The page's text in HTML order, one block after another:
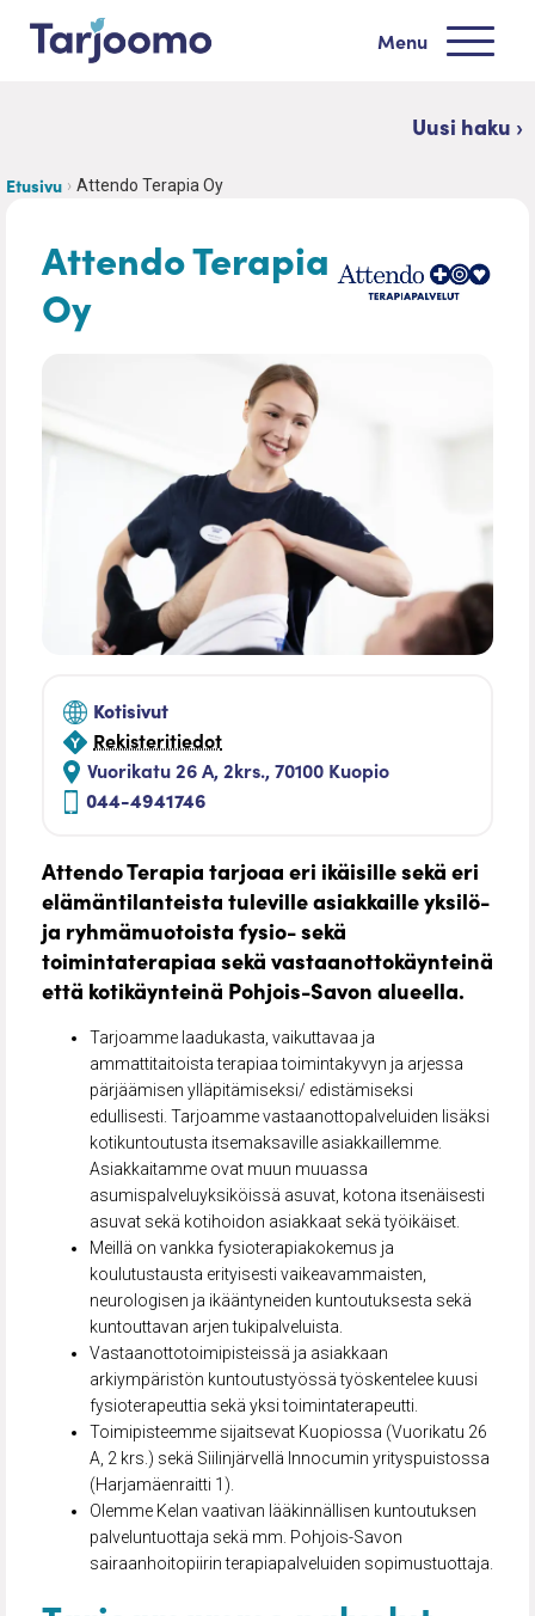
Siirry sisältöön
Menu
Uusi haku ›
Etusivu Attendo Terapia Oy
Attendo Terapia
Oy
Vuorikatu 26 A, 2krs., 70100 Kuopio
044-4941746
Kotisivut
Rekisteritiedot
Attendo Terapia tarjoaa eri ikäisille sekä eri
elämäntilanteista tuleville asiakkaille yksilö-
ja ryhmämuotoista fysio- sekä
toimintaterapiaa sekä vastaanottokäynteinä
että kotikäynteinä Pohjois-Savon alueella.
Tarjoamme laadukasta, vaikuttavaa ja
ammattitaitoista terapiaa toimintakyvyn ja arjessa
pärjäämisen ylläpitämiseksi/ edistämiseksi
edullisesti. Tarjoamme vastaanottopalveluiden lisäksi
kotikuntoutusta itsemaksaville asiakkaillemme.
Asiakkaitamme ovat muun muuassa
asumispalveluyksiköissä asuvat, kotona itsenäisesti
asuvat sekä kotihoidon asiakkaat sekä työikäiset.
Meillä on vankka fysioterapiakokemus ja
koulutustausta erityisesti vaikeavammaisten,
neurologisen ja ikääntyneiden kuntoutuksesta sekä
kuntouttavan arjen tukipalveluista.
Vastaanottotoimipisteissä ja asiakkaan
arkiympäristön kuntoutustyössä työskentelee kuusi
fysioterapeuttia sekä yksi toimintaterapeutti.
Toimipisteemme sijaitsevat Kuopiossa (Vuorikatu 26
A, 2 krs.) sekä Siilinjärvellä Innocumin yrityspuistossa
(Harjamäenraitti 1).
Olemme Kelan vaativan lääkinnällisen kuntoutuksen
palveluntuottaja sekä mm. Pohjois-Savon
sairaanhoitopiirin terapiapalveluiden sopimustuottaja.